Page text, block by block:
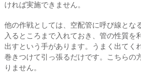
ければ実施できません。
他の作戦としては、空配管に呼び線とな
入るところまで入れておき、管の性質を
出すという手があります。うまく出てく
巻きつけて引っ張るだけです。こちらの
りません。